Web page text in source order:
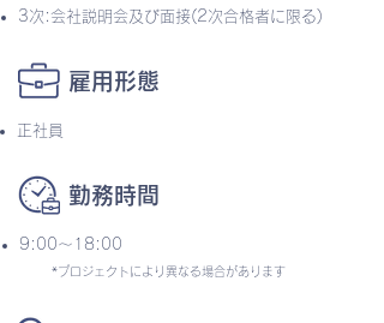
3次:会社説明会及び面接(2次合格者に限る)
雇用形態
正社員
勤務時間
9:00～18:00
*プロジェクトにより異なる場合があります​